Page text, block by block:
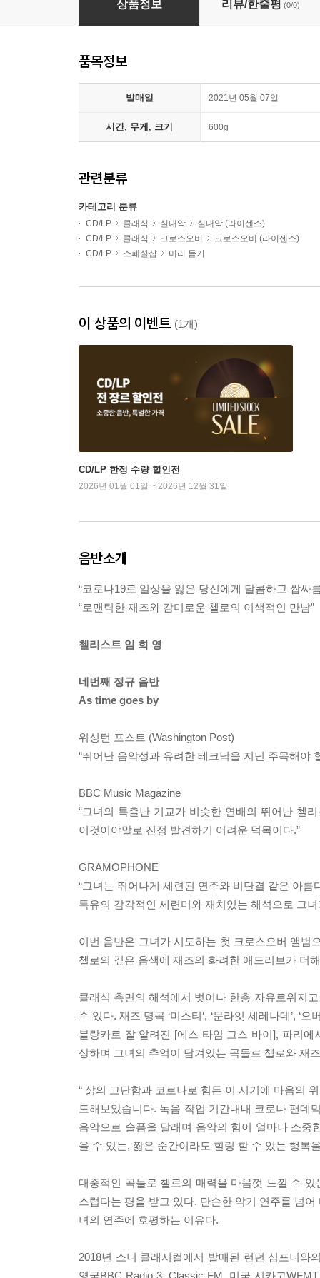
상품정보 리뷰/한줄평 (0/0)
품목정보
발매일 2021년 05월 07일
시간, 무게, 크기 600g
관련분류
카테고리 분류
CD/LP 클래식 실내악
실내악 (라이센스)
CD/LP
클래식 크로스오버
크로스오버 (라이센스)
CD/LP
스페셜샵 미리 듣기
이 상품의 이벤트 (1개)
CD/LP 한정 수량 할인전
2026년 01월 01일 ~ 2026년 12월 31일
음반소개
“코로나19로 일상을 잃은 당신에게 달콤하고 쌉싸
“로맨틱한 재즈와 감미로운 첼로의 이색적인 만남”
첼리스트 임 희 영
네번째 정규 음반
As time goes by
워싱턴 포스트 (Washington Post)
“뛰어난 음악성과 유려한 테크닉을 지닌 주목해야
BBC Music Magazine
“그녀의 특출난 기교가 비슷한 연배의 뛰어난 첼
이것이야말로 진정 발견하기 어려운 덕목이다.”
GRAMOPHONE
“그녀는 뛰어나게 세련된 연주와 비단결 같은 아름
특유의 감각적인 세련미와 재치있는 해석으로 그
이번 음반은 그녀가 시도하는 첫 크로스오버 앨범
첼로의 깊은 음색에 재즈의 화려한 애드리브가 더
클래식 측면의 해석에서 벗어나 한층 자유로워지
수 있다. 재즈 명곡 ‘미스티‘, ‘문라잇 세레나데’, ‘
블랑카로 잘 알려진 [에스 타임 고스 바이], 파리
상하며 그녀의 추억이 담겨있는 곡들로 첼로와 재
“ 삶의 고단함과 코로나로 힘든 이 시기에 마음의
도해보았습니다. 녹음 작업 기간내내 코로나 팬데
음악으로 슬픔을 달래며 음악의 힘이 얼마나 소
을 수 있는, 짧은 순간이라도 힐링 할 수 있는 행복
대중적인 곡들로 첼로의 매력을 마음껏 느낄 수
스럽다는 평을 받고 있다. 단순한 악기 연주를 넘
녀의 연주에 호평하는 이유다.
2018년 소니 클래시컬에서 발매된 런던 심포니와
영국BBC Radio 3, Classic FM, 미국 시카고